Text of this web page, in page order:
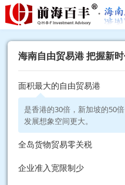
海南自由贸易港 把握新
面积最大的自由贸易港
是香港的30倍，新加坡的50
发展想象空间更大。
全岛货物贸易零关税
企业准入宽限制少